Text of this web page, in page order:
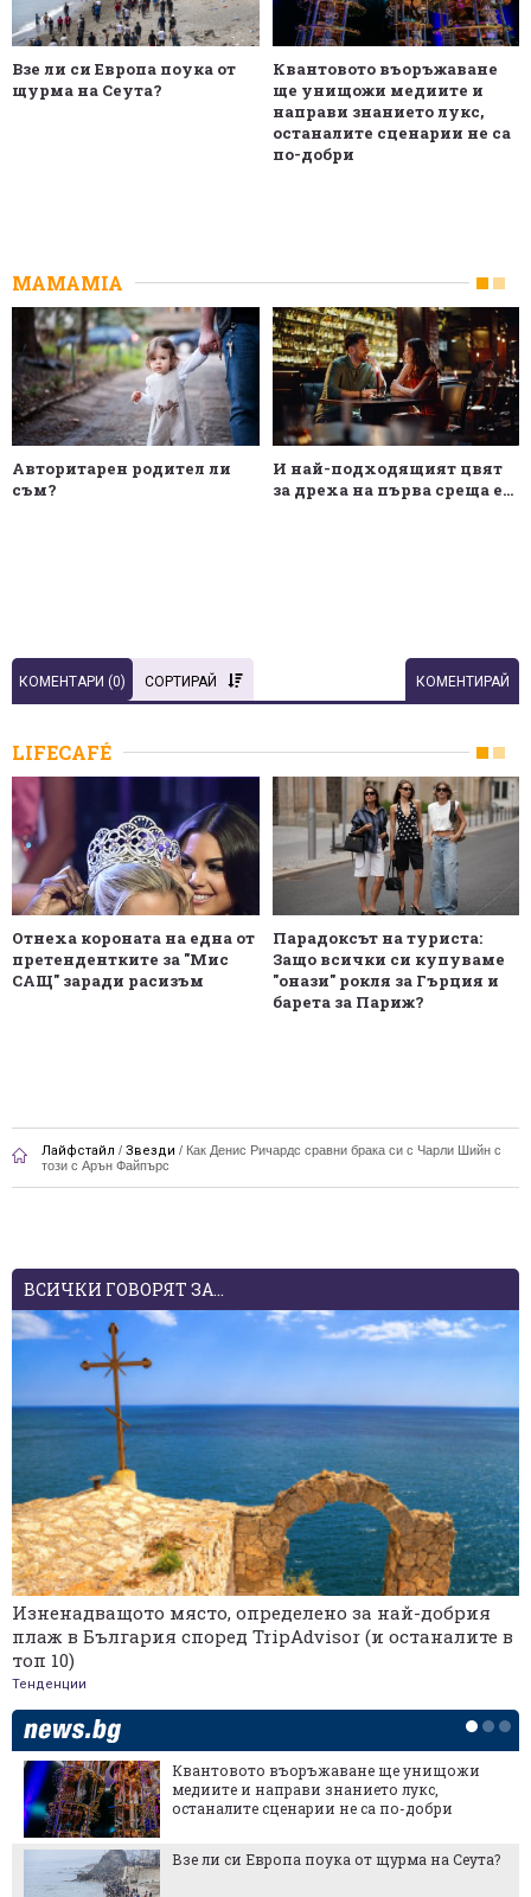
Взе ли си Европа поука от
щурма на Сеута?
Квантовото въоръжаване
ще унищожи медиите и
направи знанието лукс,
останалите сценарии не са
по-добри
MAMAMIA
Авторитарен родител ли
съм?
И най-подходящият цвят
за дреха на първа среща е...
КОМЕНТАРИ (0) СОРТИРАЙ КОМЕНТИРАЙ
LIFECAFÉ
Отнеха короната на една от
претендентките за "Мис
САЩ" заради расизъм
Парадоксът на туриста:
Защо всички си купуваме
"онази" рокля за Гърция и
барета за Париж?
Лайфстайл / Звезди / Как Денис Ричардс сравни брака си с Чарли Шийн с
този с Арън Файпърс
ВСИЧКИ ГОВОРЯТ ЗА...
Изненадващото място, определено за най-добрия
плаж в България според TripAdvisor (и останалите в
топ 10)
Тенденции
Квантовото въоръжаване ще унищожи
медиите и направи знанието лукс,
останалите сценарии не са по-добри
Взе ли си Европа поука от щурма на Сеута?